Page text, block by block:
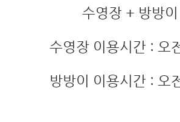
수영장 + 방방이
수영장 이용시간 : 오
방방이 이용시간 :